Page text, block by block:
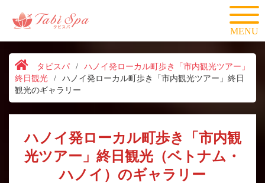
MENU
タビスパ /
ハノイ発ローカル町歩き「市内観光ツアー」
終日観光
/
ハノイ発ローカル町歩き「市内観光ツアー」終日
観光のギャラリー
ハノイ発ローカル町歩き「市内観
光ツアー」終日観光（ベトナム・
ハノイ）のギャラリー